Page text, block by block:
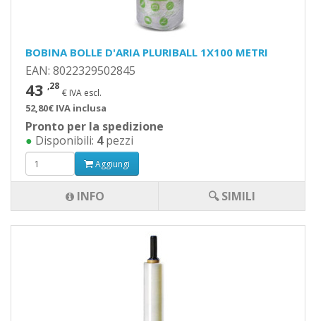
BOBINA BOLLE D'ARIA PLURIBALL 1X100 METRI
EAN: 8022329502845
43 ,28
€ IVA escl.
52,80€ IVA inclusa
Pronto per la spedizione
● Disponibili: 4pezzi
Aggiungi
INFO 🔍 SIMILI